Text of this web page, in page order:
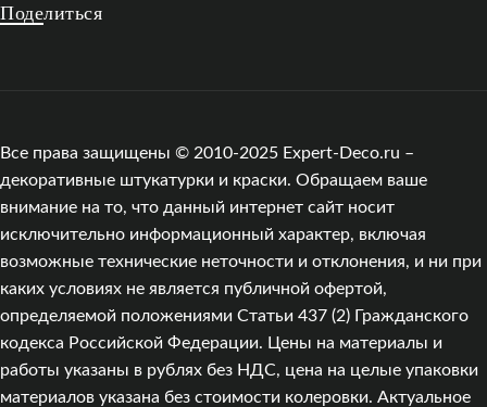
Поделиться
Все права защищены © 2010-2025 Expert-Deco.ru –
декоративные штукатурки и краски. Обращаем ваше
внимание на то, что данный интернет сайт носит
исключительно информационный характер, включая
возможные технические неточности и отклонения, и ни при
каких условиях не является публичной офертой,
определяемой положениями Статьи 437 (2) Гражданского
кодекса Российской Федерации. Цены на материалы и
работы указаны в рублях без НДС, цена на целые упаковки
материалов указана без стоимости колеровки. Актуальное